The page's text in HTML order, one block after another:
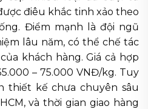
điêu khắc tinh xảo theo
Điểm mạnh là đội ngũ
lâu năm, có thể chế tác
khách hàng. Giá cả hợp
– 75.000 VNĐ/kg. Tuy
thiết kế chưa chuyên sâu
và thời gian giao hàng